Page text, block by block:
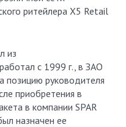
ритейлера X5 Retail
из
с 1999 г., в ЗАО
позицию руководителя
приобретения в
в компании SPAR
назначен ее